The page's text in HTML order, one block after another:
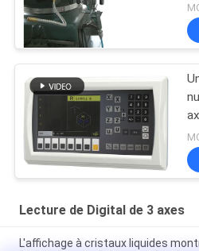
Lecture de Digital de 3 axes
L'affichage à cristaux liquides